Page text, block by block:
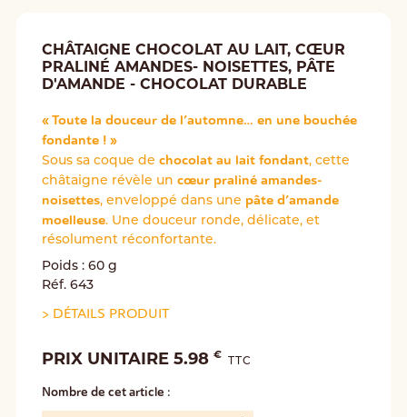
CHÂTAIGNE CHOCOLAT AU LAIT, CŒUR
PRALINÉ AMANDES- NOISETTES, PÂTE
D'AMANDE - CHOCOLAT DURABLE
« Toute la douceur de l’automne… en une bouchée
fondante ! »
Sous sa coque de chocolat au lait fondant, cette
châtaigne révèle un cœur praliné amandes-
noisettes, enveloppé dans une pâte d’amande
moelleuse. Une douceur ronde, délicate, et
résolument réconfortante.
Poids : 60 g
Réf. 643
>DÉTAILS PRODUIT
PRIX UNITAIRE 5.98 €
TTC
Nombre de cet article :